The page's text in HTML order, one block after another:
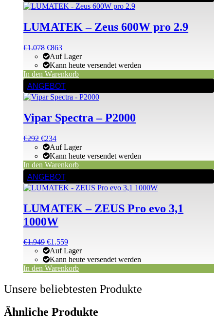
LUMATEK – Zeus 600W pro 2.9
Ursprünglicher
Preis
war:
€1.196
€1.078Aktueller
Preis
ist:
€1.078.
€863
Auf Lager
Kann heute versendet werden
In den Warenkorb
ANGEBOT
Vipar Spectra – P2000
Ursprünglicher
Preis
war:
€292
€292Aktueller
Preis
ist:
€292.
€234
Auf Lager
Kann heute versendet werden
In den Warenkorb
ANGEBOT
LUMATEK – ZEUS Pro evo 3,1
1000W
Ursprünglicher
Preis
war:
€1.949
€1.949Aktueller
Preis
ist:
€1.949.
€1.559
Auf Lager
Kann heute versendet werden
In den Warenkorb
Unsere beliebtesten Produkte
Ähnliche Produkte